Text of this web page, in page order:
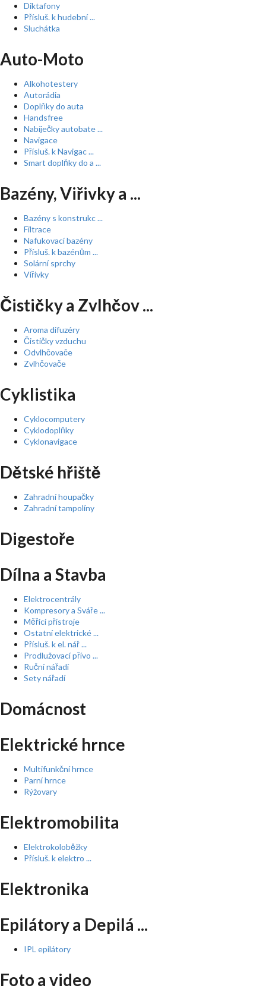
Diktafony
Přísluš. k hudební ...
Sluchátka
Auto-Moto
Alkohotestery
Autorádia
Doplňky do auta
Handsfree
Nabíječky autobate ...
Navigace
Přísluš. k Navigac ...
Smart doplňky do a ...
Bazény, Viřivky a ...
Bazény s konstrukc ...
Filtrace
Nafukovací bazény
Přísluš. k bazénům ...
Solární sprchy
Vířivky
Čističky a Zvlhčov ...
Aroma difuzéry
Čističky vzduchu
Odvlhčovače
Zvlhčovače
Cyklistika
Cyklocomputery
Cyklodoplňky
Cyklonavigace
Dětské hřiště
Zahradní houpačky
Zahradní tampolíny
Digestoře
Dílna a Stavba
Elektrocentrály
Kompresory a Sváře ...
Měřící přístroje
Ostatní elektrické ...
Přísluš. k el. nář ...
Prodlužovací přívo ...
Ruční nářadí
Sety nářadí
Domácnost
Elektrické hrnce
Multifunkční hrnce
Parní hrnce
Rýžovary
Elektromobilita
Elektrokoloběžky
Přísluš. k elektro ...
Elektronika
Epilátory a Depilá ...
IPL epilátory
Foto a video